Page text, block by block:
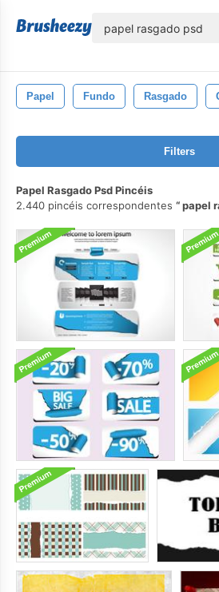
Papel Fundo Rasgado
Filters
Papel Rasgado Psd Pincéis
2.440 pincéis correspondentes
papel